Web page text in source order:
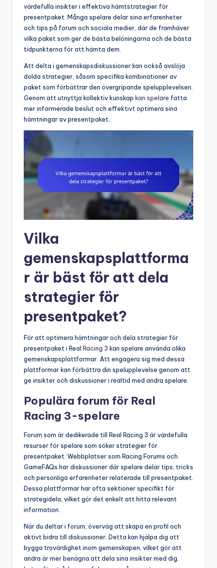
värdefulla insikter i effektiva hämtstrategier för
presentpaket. Många spelare delar sina erfarenheter
och tips på forum och sociala medier, där de framhäver
vilka paket som ger de bästa belöningarna och de bästa
tidpunkterna för att hämta dem.
Att delta i gemenskapsdiskussioner kan också avslöja
dolda strategier, såsom specifika kombinationer av
paket som förbättrar den övergripande spelupplevelsen.
Genom att utnyttja kollektiv kunskap kan spelare fatta
mer informerade beslut och effektivt optimera sina
hämtningar av presentpaket.
Vilka
gemenskapsplattforma
r är bäst för att dela
strategier för
presentpaket?
För att optimera hämtningar och dela strategier för
presentpaket i Real Racing 3 kan spelare använda olika
gemenskapsplattformar. Att engagera sig med dessa
plattformar kan förbättra din spelupplevelse genom att
ge insikter och diskussioner i realtid med andra spelare.
Populära forum för Real
Racing 3-spelare
Forum som är dedikerade till Real Racing 3 är värdefulla
resurser för spelare som söker strategier för
presentpaket. Webbplatser som Racing Forums och
GameFAQs har diskussioner där spelare delar tips, tricks
och personliga erfarenheter relaterade till presentpaket.
Dessa plattformar har ofta sektioner specifikt för
strategidela, vilket gör det enkelt att hitta relevant
information.
När du deltar i forum, överväg att skapa en profil och
aktivt bidra till diskussioner. Detta kan hjälpa dig att
bygga trovärdighet inom gemenskapen, vilket gör att
andra är mer benägna att dela sina insikter med dig.